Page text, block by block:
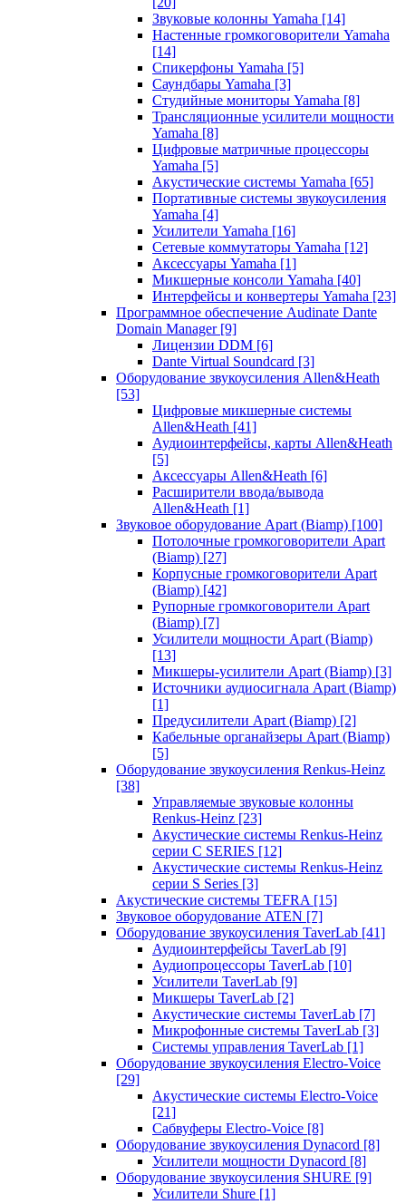
Звуковые колонны Yamaha [14]
Настенные громкоговорители Yamaha
[14]
Спикерфоны Yamaha [5]
Саундбары Yamaha [3]
Студийные мониторы Yamaha [8]
Трансляционные усилители мощности
Yamaha [8]
Цифровые матричные процессоры
Yamaha [5]
Акустические системы Yamaha [65]
Портативные системы звукоусиления
Yamaha [4]
Усилители Yamaha [16]
Сетевые коммутаторы Yamaha [12]
Аксессуары Yamaha [1]
Микшерные консоли Yamaha [40]
Интерфейсы и конвертеры Yamaha [23]
Программное обеспечение Audinate Dante
Domain Manager [9]
Лицензии DDM [6]
Dante Virtual Soundcard [3]
Оборудование звукоусиления Allen&Heath
[53]
Цифровые микшерные системы
Allen&Heath [41]
Аудиоинтерфейсы, карты Allen&Heath
[5]
Аксессуары Allen&Heath [6]
Расширители ввода/вывода
Allen&Heath [1]
Звуковое оборудование Apart (Biamp) [100]
Потолочные громкоговорители Apart
(Biamp) [27]
Корпусные громкоговорители Apart
(Biamp) [42]
Рупорные громкоговорители Apart
(Biamp) [7]
Усилители мощности Apart (Biamp)
[13]
Микшеры-усилители Apart (Biamp) [3]
Источники аудиосигнала Apart (Biamp)
[1]
Предусилители Apart (Biamp) [2]
Кабельные органайзеры Apart (Biamp)
[5]
Оборудование звукоусиления Renkus-Heinz
[38]
Управляемые звуковые колонны
Renkus-Heinz [23]
Акустические системы Renkus-Heinz
серии C SERIES [12]
Акустические системы Renkus-Heinz
серии S Series [3]
Акустические системы TEFRA [15]
Звуковое оборудование ATEN [7]
Оборудование звукоусиления TaverLab [41]
Аудиоинтерфейсы TaverLab [9]
Аудиопроцессоры TaverLab [10]
Усилители TaverLab [9]
Микшеры TaverLab [2]
Акустические системы TaverLab [7]
Микрофонные системы TaverLab [3]
Системы управления TaverLab [1]
Оборудование звукоусиления Electro-Voice
[29]
Акустические системы Electro-Voice
[21]
Сабвуферы Electro-Voice [8]
Оборудование звукоусиления Dynacord [8]
Усилители мощности Dynacord [8]
Оборудование звукоусиления SHURE [9]
Усилители Shure [1]